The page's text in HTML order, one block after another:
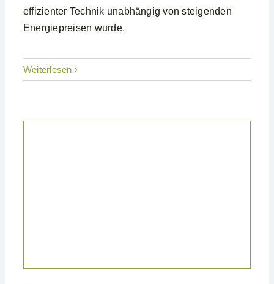
effizienter Technik unabhängig von steigenden
Energiepreisen wurde.
Weiterlesen